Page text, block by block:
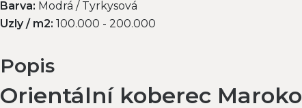
Barva: Modrá / Tyrkysová
Uzly / m2: 100.000 - 200.000
Popis
Orientální koberec Maroko